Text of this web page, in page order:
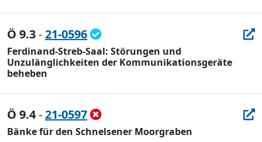
Ö 9.3-21-0596
Ferdinand-Streb-Saal: Störungen und
Unzulänglichkeiten der Kommunikationsgeräte
beheben
Ö 9.4-21-0597
Bänke für den Schnelsener Moorgraben